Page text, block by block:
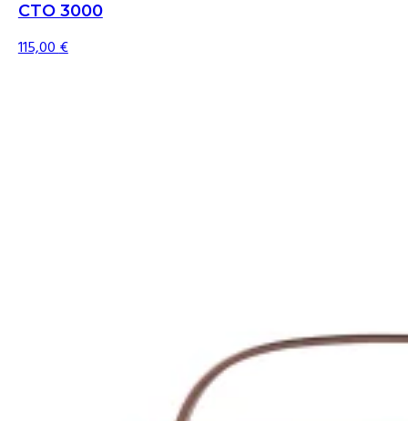
CTO 3000
115,00€